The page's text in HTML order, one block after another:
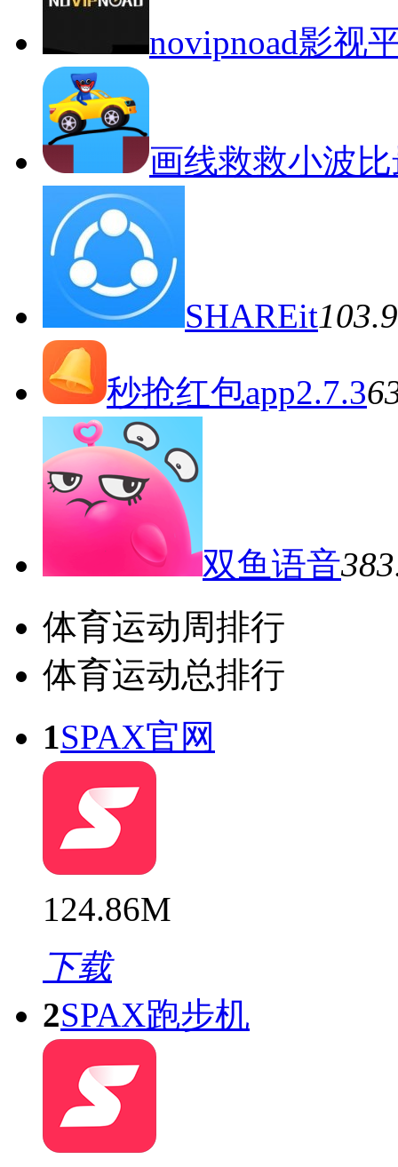
novipnoad影视
画线救救小波
SHAREit
秒抢红包app2.7.3
双鱼语音
体育运动周排行
体育运动总排行
1SPAX官网
124.86M
下载
2SPAX跑步机